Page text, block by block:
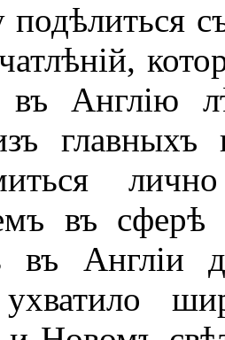
въ Англію
въ сферѣ
въ Англіи